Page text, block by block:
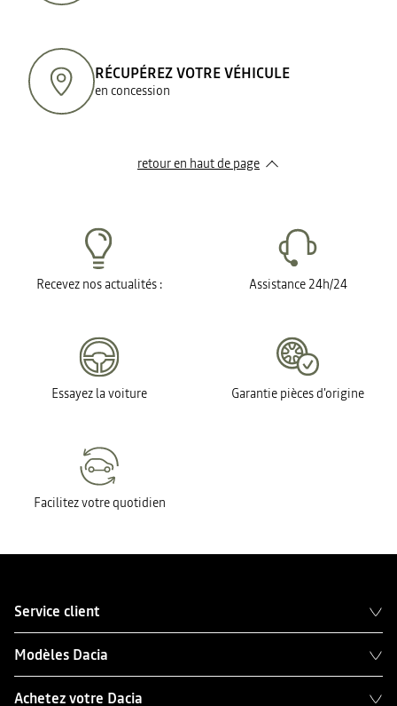
RÉCUPÉREZ VOTRE VÉHICULE
en concession
retour en haut de page​
Recevez nos actualités : Assistance 24h/24
Essayez la voiture Garantie pièces d'origine
Facilitez votre quotidien
Service client
Modèles Dacia
Achetez votre Dacia